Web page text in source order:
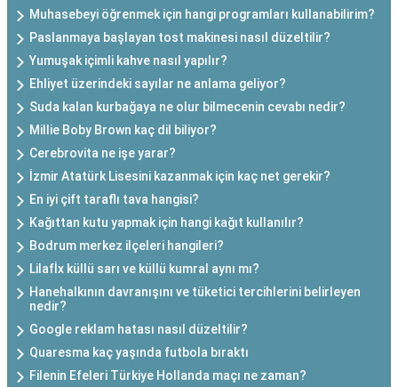
Muhasebeyi öğrenmek için hangi programları kullanabilirim?
Paslanmaya başlayan tost makinesi nasıl düzeltilir?
Yumuşak içimli kahve nasıl yapılır?
Ehliyet üzerindeki sayılar ne anlama geliyor?
Suda kalan kurbağaya ne olur bilmecenin cevabı nedir?
Millie Boby Brown kaç dil biliyor?
Cerebrovita ne işe yarar?
İzmir Atatürk Lisesini kazanmak için kaç net gerekir?
En iyi çift taraflı tava hangisi?
Kağıttan kutu yapmak için hangi kağıt kullanılır?
Bodrum merkez ilçeleri hangileri?
Lilafİx küllü sarı ve küllü kumral aynı mı?
Hanehalkının davranışını ve tüketici tercihlerini belirleyen
nedir?
Google reklam hatası nasıl düzeltilir?
Quaresma kaç yaşında futbola bıraktı
Filenin Efeleri Türkiye Hollanda maçı ne zaman?